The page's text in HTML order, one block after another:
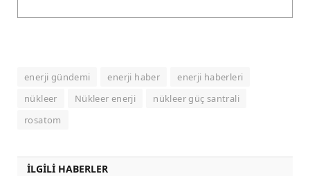
enerji gündemi enerji haber
enerji haberleri
nükleer
Nükleer enerji
nükleer güç santrali
rosatom
İLGİLİ HABERLER